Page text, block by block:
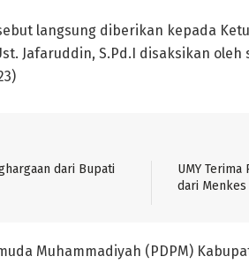
langsung diberikan kepada
Jafaruddin, S.Pd.I disaksikan
dari Bupati
UMY
dari Menkes
Muhammadiyah (PDPM)